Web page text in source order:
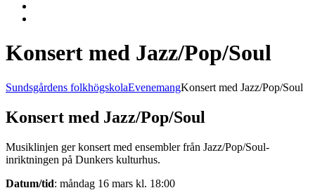
Konsert med Jazz/Pop/Soul
Sundsgårdens folkhögskolaEvenemangKonsert med Jazz/Pop/Soul
Konsert med Jazz/Pop/Soul
Musiklinjen ger konsert med ensembler från Jazz/Pop/Soul-
inriktningen på Dunkers kulturhus.
Datum/tid: måndag 16 mars kl. 18:00